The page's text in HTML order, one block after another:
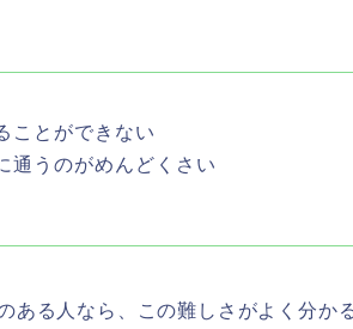
ことができない
通うのがめんどくさい
ある人なら、この難しさがよく分か